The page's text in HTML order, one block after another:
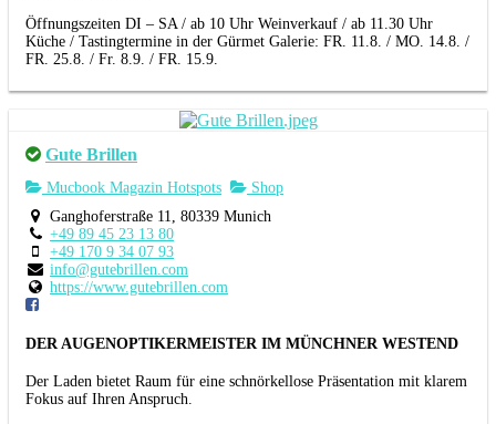
Öffnungszeiten DI – SA / ab 10 Uhr Weinverkauf / ab 11.30 Uhr
Küche / Tastingtermine in der Gürmet Galerie: FR. 11.8. / MO. 14.8. /
FR. 25.8. / Fr. 8.9. / FR. 15.9.
Gute Brillen
Mucbook Magazin Hotspots
Shop
Ganghoferstraße 11, 80339 Munich
+49 89 45 23 13 80
+49 170 9 34 07 93
info@gutebrillen.com
https://www.gutebrillen.com
DER AUGENOPTIKERMEISTER IM MÜNCHNER WESTEND
Der Laden bietet Raum für eine schnörkellose Präsentation mit klarem
Fokus auf Ihren Anspruch.